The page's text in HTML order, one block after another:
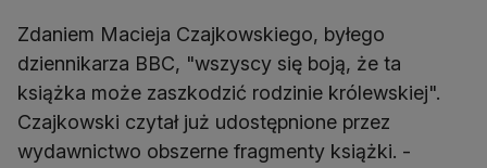
Zdaniem Macieja Czajkowskiego, byłego
dziennikarza BBC, "wszyscy się boją, że ta
książka może zaszkodzić rodzinie królewskiej".
Czajkowski czytał już udostępnione przez
wydawnictwo obszerne fragmenty książki. -